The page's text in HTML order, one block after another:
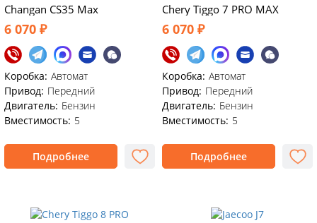
Changan CS35 Max
6 070 ₽
Коробка: Автомат
Привод: Передний
Двигатель: Бензин
Вместимость: 5
Подробнее
Chery Tiggo 7 PRO MAX
6 070 ₽
Коробка: Автомат
Привод: Передний
Двигатель: Бензин
Вместимость: 5
Подробнее